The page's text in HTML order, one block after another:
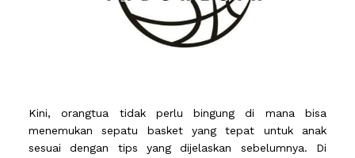
Kini, orangtua tidak perlu bingung di mana bisa
menemukan sepatu basket yang tepat untuk anak
sesuai dengan tips yang dijelaskan sebelumnya. Di